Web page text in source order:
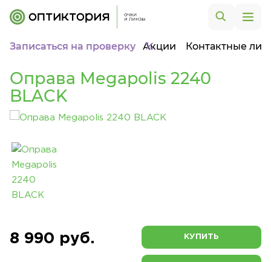
Записаться на проверку Акции Контактные
Оправа Megapolis 2240
BLACK
8 990 руб. КУПИТЬ